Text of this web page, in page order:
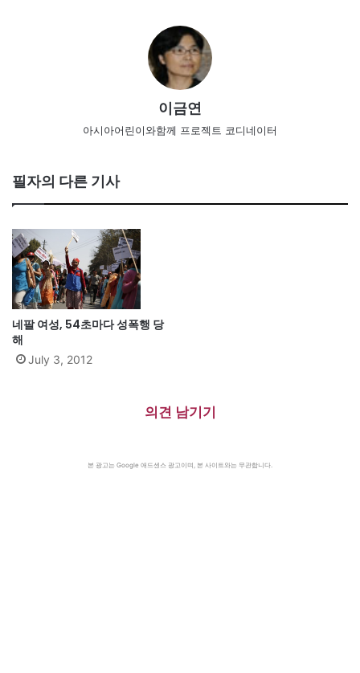
이금연
아시아어린이와함께 프로젝트 코디네이터
필자의 다른 기사
네팔 여성, 54초마다 성폭행 당
해
July 3, 2012
의견 남기기
본 광고는 Google 애드센스 광고이며, 본 사이트와는 무관합니다.